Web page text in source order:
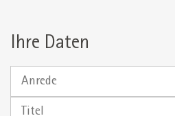
Ihre Daten
Anrede
Titel